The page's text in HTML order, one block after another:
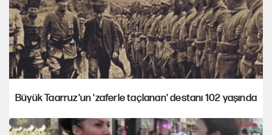
Büyük Taarruz'un 'zaferle taçlanan' destanı 102 yaşında